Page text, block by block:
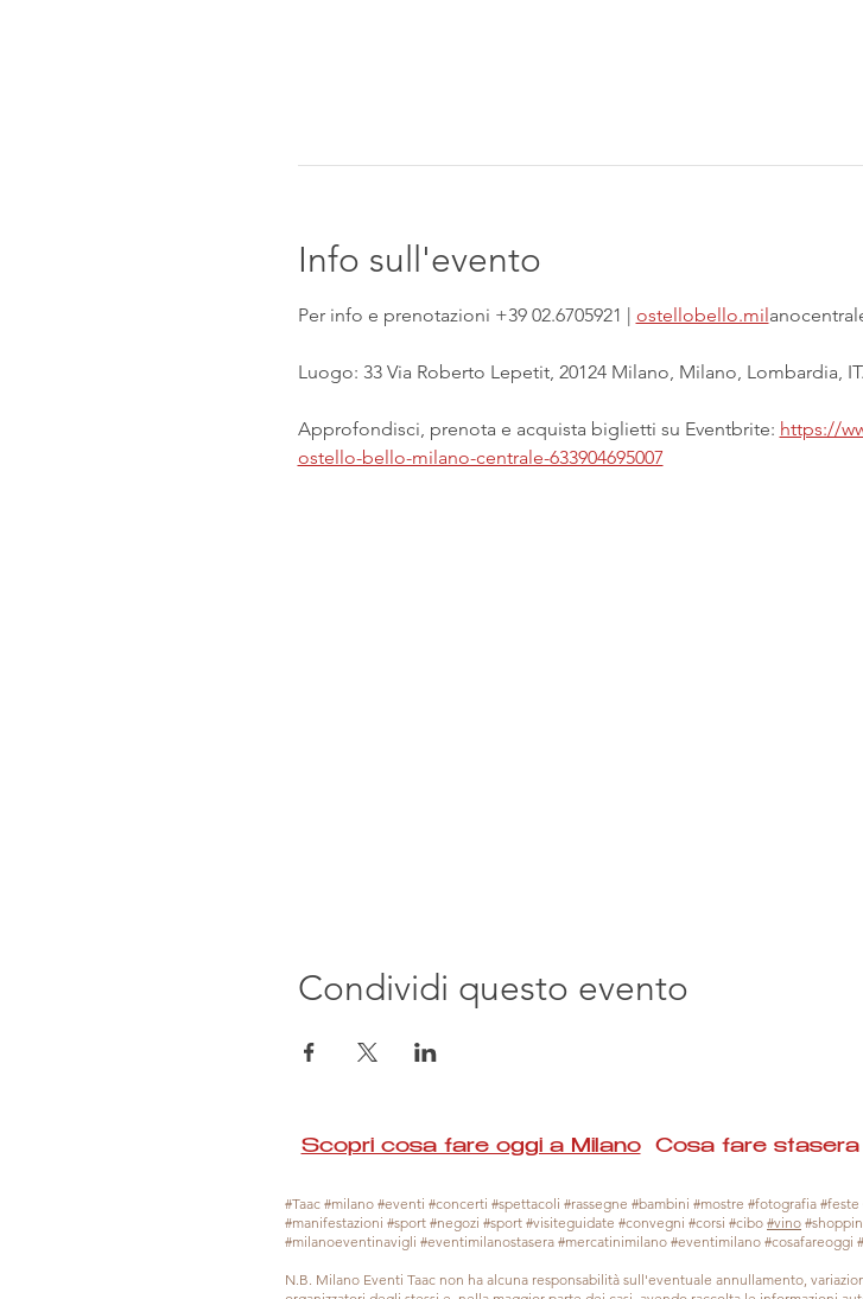
Info sull'evento
Per info e prenotazioni +39 02.6705921 | ostellobello.mil
Luogo: 33 Via Roberto Lepetit, 20124 Milano, Milano, Lombardia, IT.
Approfondisci, prenota e acquista biglietti su Eventbrite: https://
ostello-bello-milano-centrale-633904695007
Condividi questo evento
Scopri cosa fare oggi a MilanoCosa fare stasera
#Taac #milano #eventi #concerti #spettacoli #rassegne #bambini #mostre #fotografia
#manifestazioni #sport #negozi #sport #visiteguidate #convegni #corsi #cibo #vino
#milanoeventinavigli #eventimilanostasera #mercatinimilano #eventimilano #cosafareoggi
N.B. Milano Eventi Taac non ha alcuna responsabilità sull'eventuale annullamento,